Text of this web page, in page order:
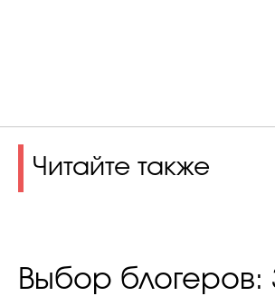
Читайте также
Выбор блогеров: